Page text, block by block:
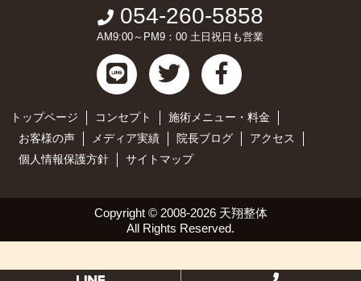
054-260-5858
AM9:00～PM9：00 土日祝日も営業
トップページ コンセプト
施術メニュー・料金
お客様の声
メディア実績 院長ブログ
アクセス
個人情報保護方針
サイトマップ
Copyright © 2008-2026 天翔整体
All Rights Reserved.